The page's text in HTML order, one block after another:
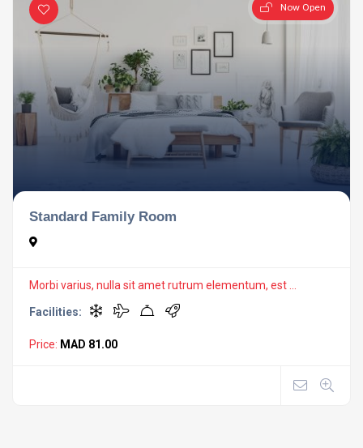
Now Open
Standard Family Room
Morbi varius, nulla sit amet rutrum elementum, est ...
Facilities:
Price: MAD 81.00